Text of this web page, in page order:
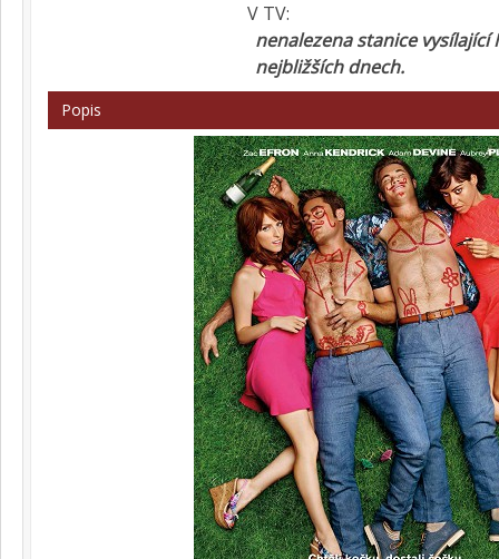
V TV:
nenalezena stanice vysílající
nejbližších dnech.
Popis